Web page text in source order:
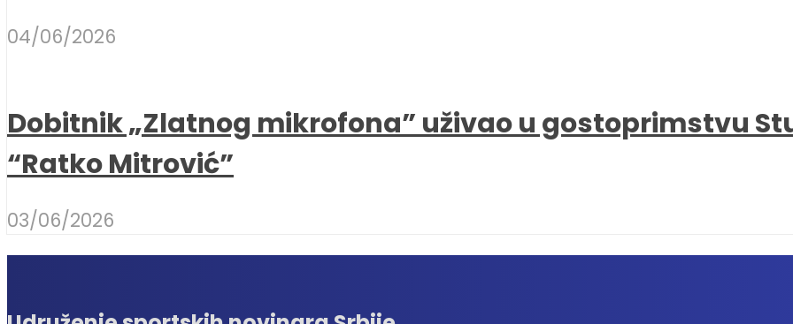
04/06/2026
Dobitnik „Zlatnog mikrofona” uživao u gostoprimstvu
“Ratko Mitrović”
03/06/2026